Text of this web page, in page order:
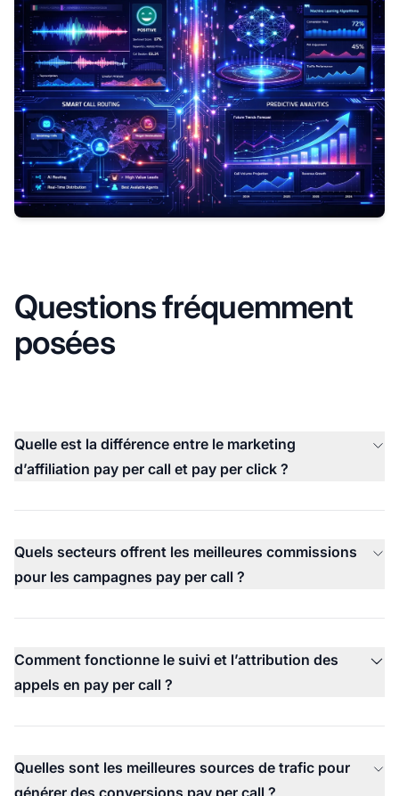
Questions fréquemment
posées
Quelle est la différence entre le marketing
d’affiliation pay per call et pay per click ?
Quels secteurs offrent les meilleures commissions
pour les campagnes pay per call ?
Comment fonctionne le suivi et l’attribution des
appels en pay per call ?
Quelles sont les meilleures sources de trafic pour